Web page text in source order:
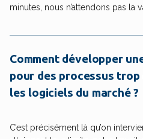
minutes, nous n’attendons pas la
Comment développer
pour des processus
les logiciels du marché ?
C’est précisément là qu’on